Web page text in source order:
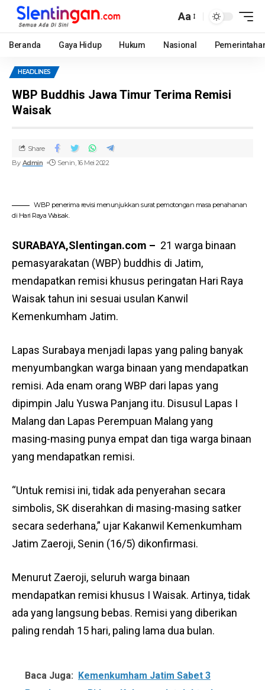
Aa
Beranda Gaya Hidup Hukum Nasional
HEADLINES
WBP Buddhis Jawa Timur Terima Remisi
Waisak
By Admin Senin, 16 Mei 2022
Share
WBP penerima revisi menunjukkan surat pemotongan masa penahanan
di Hari Raya Waisak.
SURABAYA,Slentingan.com – 21 warga binaan
pemasyarakatan (WBP) buddhis di Jatim,
mendapatkan remisi khusus peringatan Hari Raya
Waisak tahun ini sesuai usulan Kanwil
Kemenkumham Jatim.
Lapas Surabaya menjadi lapas yang paling banyak
menyumbangkan warga binaan yang mendapatkan
remisi. Ada enam orang WBP dari lapas yang
dipimpin Jalu Yuswa Panjang itu. Disusul Lapas I
Malang dan Lapas Perempuan Malang yang
masing-masing punya empat dan tiga warga binaan
yang mendapatkan remisi.
“Untuk remisi ini, tidak ada penyerahan secara
simbolis, SK diserahkan di masing-masing satker
secara sederhana,” ujar Kakanwil Kemenkumham
Jatim Zaeroji, Senin (16/5) dikonfirmasi.
Menurut Zaeroji, seluruh warga binaan
mendapatkan remisi khusus I Waisak. Artinya, tidak
ada yang langsung bebas. Remisi yang diberikan
paling rendah 15 hari, paling lama dua bulan.
Baca Juga: Kemenkumham Jatim Sabet 3